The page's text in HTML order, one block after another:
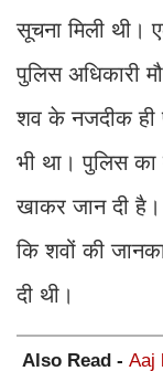
सूचना मिली थी।
पुलिस अधिकारी
शव के नजदीक ही
भी था। पुलिस का
खाकर जान दी है।
कि शवों की
दी थी।
Also Read - Aaj